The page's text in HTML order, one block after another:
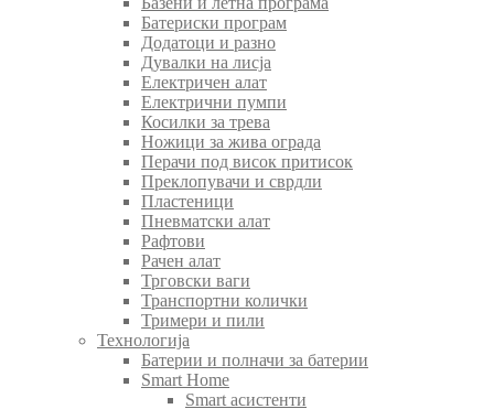
Батериски програм
Додатоци и разно
Дувалки на лисја
Електричен алат
Електрични пумпи
Косилки за трева
Ножици за жива ограда
Перачи под висок притисок
Преклопувачи и сврдли
Пластеници
Пневматски алат
Рафтови
Рачен алат
Трговски ваги
Транспортни колички
Тримери и пили
Технологија
Батерии и полначи за батерии
Smart Home
Smart асистенти